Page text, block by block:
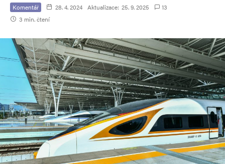
Komentář 28. 4. 2024 Aktualizace: 25. 9. 2025
13
3 min. čtení